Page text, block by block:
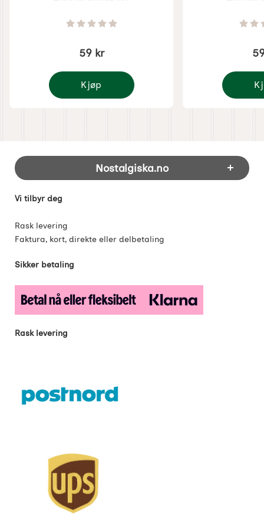
Varenummer 1934Vurdering: 0 Stjerne av 5
59 kr
Kjøp
Liten keramikkbolle
Varenummer 4876
Liten
Footer-innhold Blandet informasjon og
Nostalgiska.no
Vi tilbyr deg
Rask levering
Faktura, kort, direkte eller delbetaling
Sikker betaling
Rask levering